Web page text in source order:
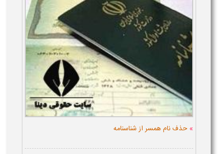
» حذف نام همسر از شناسنامه